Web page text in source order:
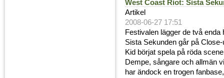
West Coast Riot: Sista
Artikel
2008-06-27 17:51
Festivalen lägger de två
Sista Sekunden går på
Kid börjat spela på röda
Dempe, sångare och allmän
har ändock en trogen